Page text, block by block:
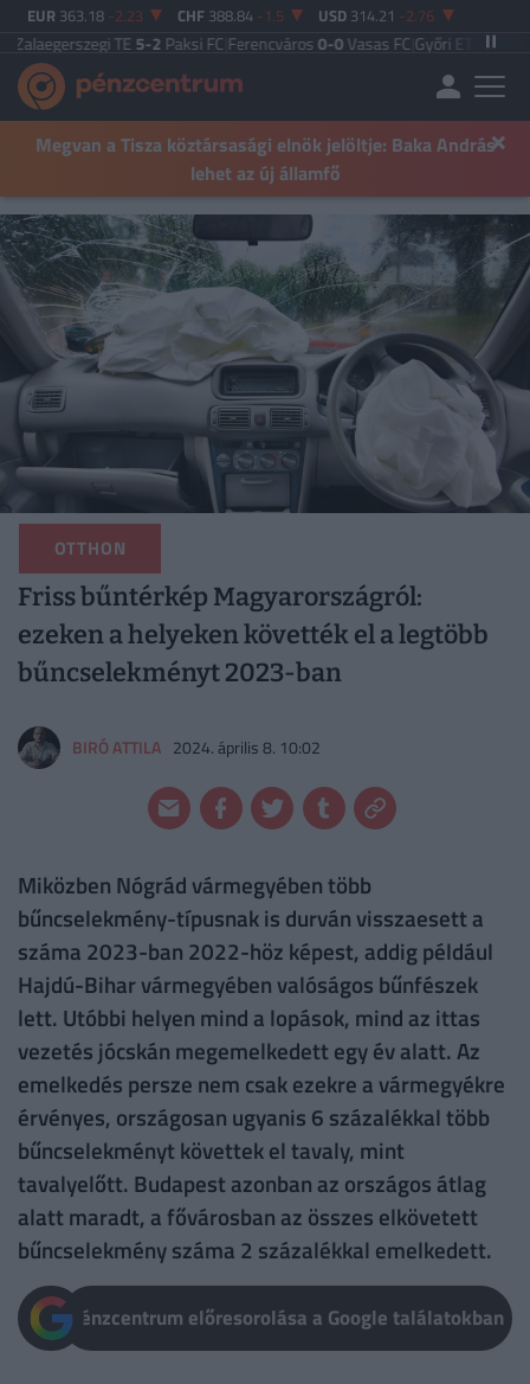
EUR 363.18 -2.23 CHF 388.84 -1.5 USD 314.21 -2.76
TE5-2Paksi FC|Ferencváros0-0Vasas FC|Győri ETO FC4-0
Megvan a Tisza köztársasági elnök jelöltje: Baka András
lehet az új államfő
×
OTTHON
Friss bűntérkép Magyarországról:
ezeken a helyeken követték el a legtöbb
bűncselekményt 2023-ban
BIRÓ ATTILA 2024. április 8. 10:02
Miközben Nógrád vármegyében több
bűncselekmény-típusnak is durván visszaesett a
száma 2023-ban 2022-höz képest, addig például
Hajdú-Bihar vármegyében valóságos bűnfészek
lett. Utóbbi helyen mind a lopások, mind az ittas
vezetés jócskán megemelkedett egy év alatt. Az
emelkedés persze nem csak ezekre a vármegyékre
érvényes, országosan ugyanis 6 százalékkal több
bűncselekményt követtek el tavaly, mint
tavalyelőtt. Budapest azonban az országos átlag
alatt maradt, a fővárosban az összes elkövetett
bűncselekmény száma 2 százalékkal emelkedett.
Pénzcentrum előresorolása a Google találatokban